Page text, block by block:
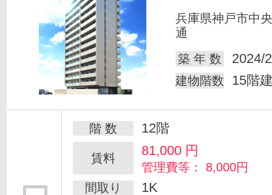
兵庫県神戸市中
通
築 年 数
2024/
建物階数 15階
階 数 12階
賃料 81,000 円
管理費等： 8,000円
間取り
1K